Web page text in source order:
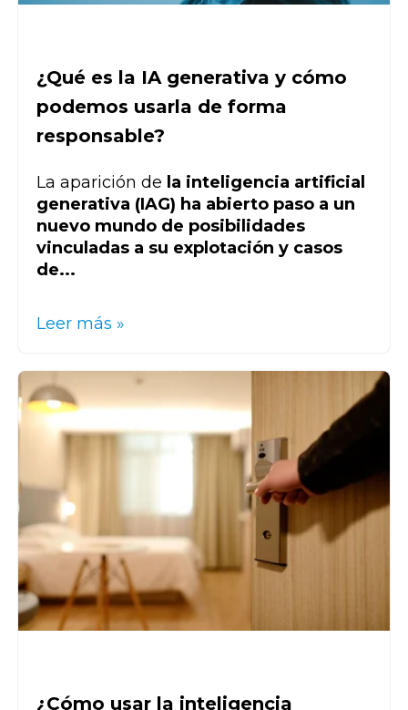
¿Qué es la IA generativa y cómo
podemos usarla de forma
responsable?
La aparición de la inteligencia artificial
generativa (IAG) ha abierto paso a un
nuevo mundo de posibilidades
vinculadas a su explotación y casos
de...
Leer más »
¿Cómo usar la inteligencia